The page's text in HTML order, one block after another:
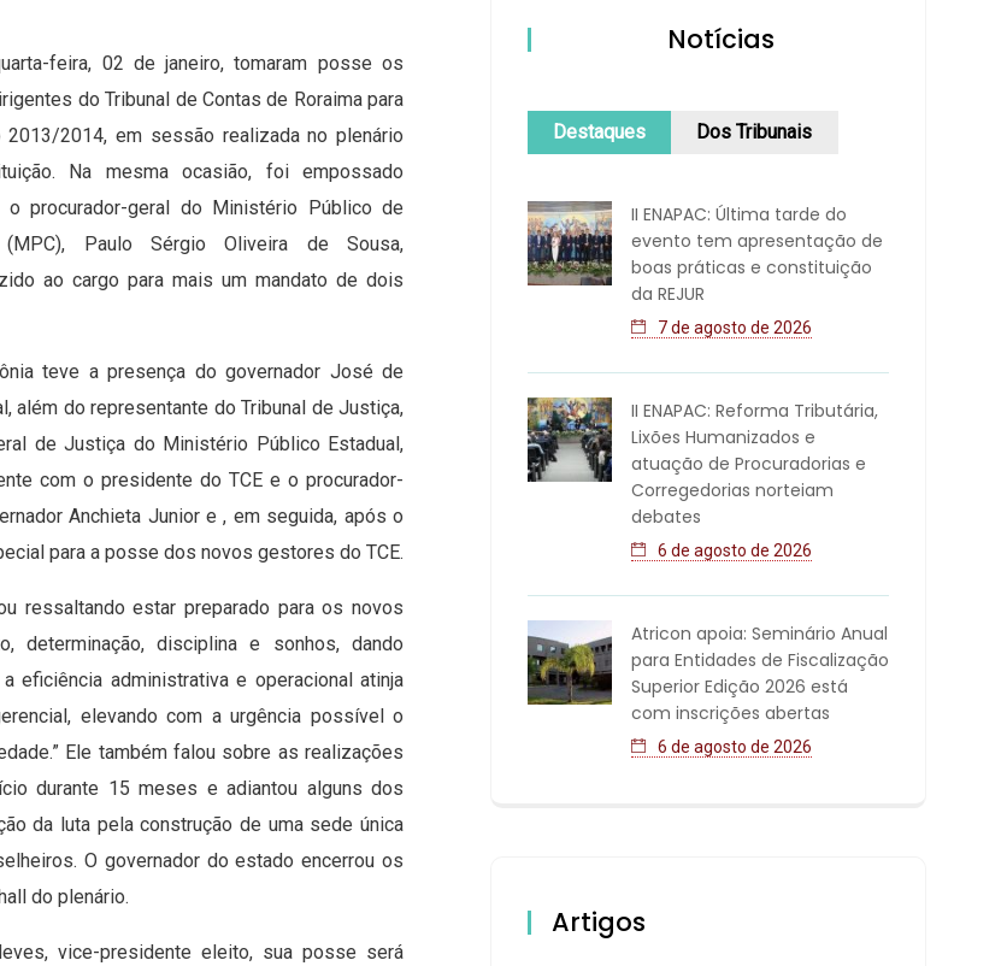
feira, 02 de janeiro, tomaram posse os
do Tribunal de Contas de Roraima para
2013/2014, em sessão realizada no plenário
Na mesma ocasião, foi empossado
o procurador-geral do Ministério Público de
(MPC), Paulo Sérgio Oliveira de Sousa,
ao cargo para mais um mandato de dois
teve a presença do governador José de
além do representante do Tribunal de Justiça,
de Justiça do Ministério Público Estadual,
com o presidente do TCE e o procurador-
Anchieta Junior e , em seguida, após o
para a posse dos novos gestores do TCE.
ressaltando estar preparado para os novos
determinação, disciplina e sonhos, dando
eficiência administrativa e operacional atinja
elevando com a urgência possível o
Ele também falou sobre as realizações
durante 15 meses e adiantou alguns dos
da luta pela construção de uma sede única
O governador do estado encerrou os
do plenário.
vice-presidente eleito, sua posse será
Notícias
Destaques Dos Tribunais
II ENAPAC: Última tarde do
evento tem apresentação de
boas práticas e constituição
da REJUR
7 de agosto de 2026
II ENAPAC: Reforma Tributária,
Lixões Humanizados e
atuação de Procuradorias e
Corregedorias norteiam
debates
6 de agosto de 2026
Atricon apoia: Seminário Anual
para Entidades de Fiscalização
Superior Edição 2026 está
com inscrições abertas
6 de agosto de 2026
Artigos